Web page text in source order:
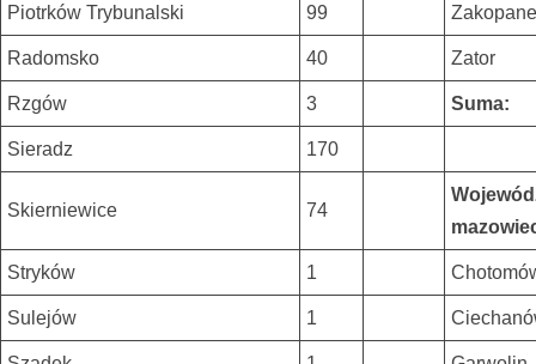
Piotrków Trybunalski 99 Zakopane
Radomsko 40 Zator
Rzgów 3 Suma:
Sieradz 170
Skierniewice 74
Stryków 1
Sulejów 1